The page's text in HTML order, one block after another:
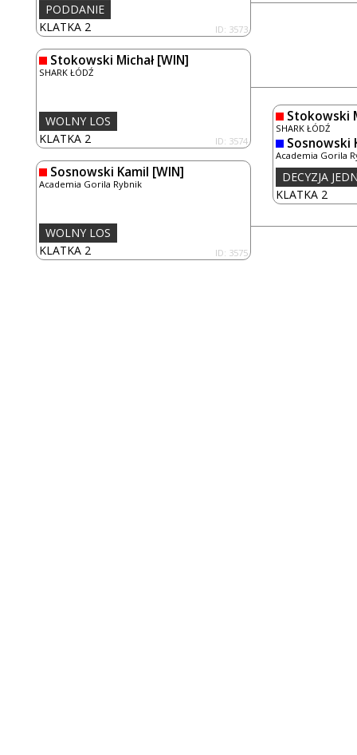
KLATKA 2 ID: 3573
PODDANIE
Stokowski Michał[WIN]
SHARK ŁÓDŹ
KLATKA 2 ID: 3574
WOLNY LOS
Sosnowski Kamil [WIN]
Academia Gorila Rybnik
KLATKA 2 ID: 3575
WOLNY LOS
Stokowski
SHARK ŁÓDŹ
Sosnowski
Academia Gorila
KLATKA 2
DECYZJA